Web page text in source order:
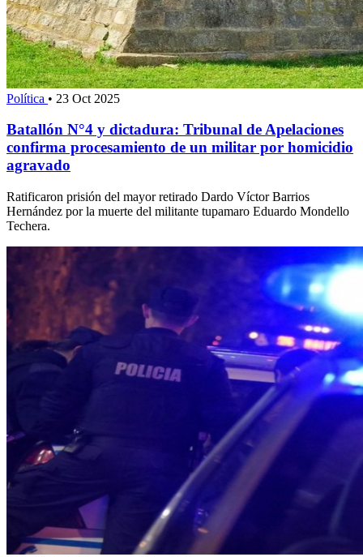
Política • 23 Oct 2025
Batallón N°4 y dictadura: Tribunal de Apelaciones
confirma procesamiento de un militar por homicidio
agravado
Ratificaron prisión del mayor retirado Dardo Víctor Barrios
Hernández por la muerte del militante tupamaro Eduardo Mondello
Techera.